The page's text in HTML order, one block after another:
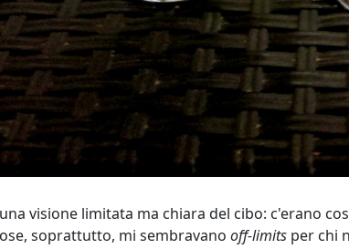
visione limitata ma chiara del cibo: c'erano
soprattutto, mi sembravano off-limits per chi